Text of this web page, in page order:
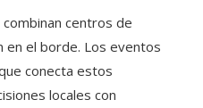
centros de
en el borde. Los eventos
conecta estos
locales con